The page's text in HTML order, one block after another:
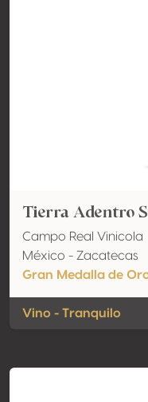
Tierra Adentro
Campo Real Vinicola
México - Zacatecas
Gran Medalla de
Vino - Tranquilo